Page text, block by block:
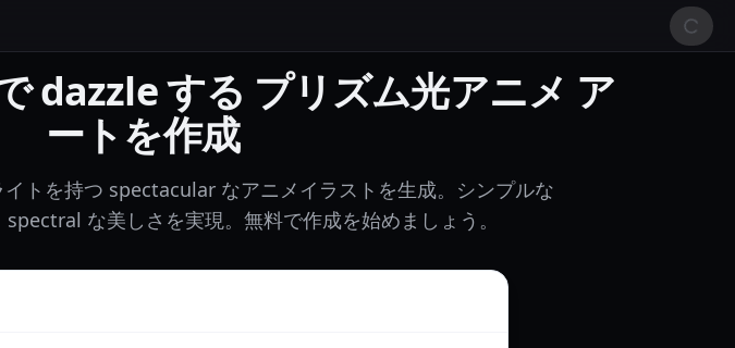
dazzle する プリズム光アニメ ア
ートを作成
トを持つ spectacular なアニメイラストを生成。シンプルな
な美しさを実現。無料で作成を始めましょう。